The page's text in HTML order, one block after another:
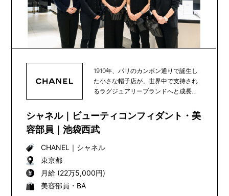
1910年、パリのカンボン通りで誕生し
た小さな帽子店が、世界中で支持され
るラグジュアリーブランドへと成長
シャネル｜ビューティコンフィダント・美
容部員｜池袋西武
CHANEL ｜ シャネル
東京都
月給 (22万5,000円)
美容部員・BA